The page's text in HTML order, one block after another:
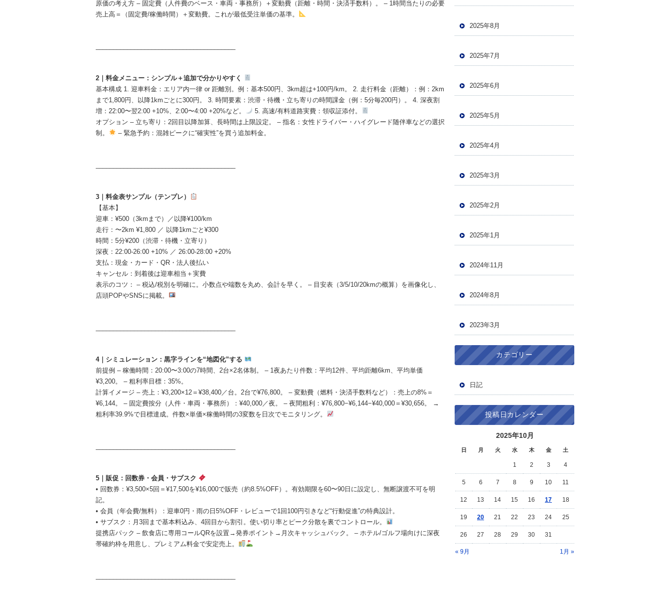
原価の考え方 – 固定費（人件費のベース・車両・事務所）＋変動費（距離・時間・決済手数料）。 – 1時間当たりの必要
売上高＝（固定費/稼働時間）＋変動費。これが最低受注単価の基準。
2｜料金メニュー：シンプル＋追加で分かりやすく
基本構成 1. 迎車料金：エリア内一律 or 距離別。例：基本500円、3km超は+100円/km。 2. 走行料金（距離）：例：2km
まで1,800円、以降1kmごとに300円。 3. 時間要素：渋滞・待機・立ち寄りの時間課金（例：5分毎200円）。 4. 深夜割
増：22:00〜翌2:00 +10%、2:00〜4:00 +20%など。
5. 高速/有料道路実費：領収証添付。
オプション – 立ち寄り：2回目以降加算、長時間は上限設定。 – 指名：女性ドライバー・ハイグレード随伴車などの選択
制。
– 緊急予約：混雑ピークに“確実性”を買う追加料金。
3｜料金表サンプル（テンプレ）
【基本】
迎車：¥500（3kmまで）／以降¥100/km
走行：〜2km ¥1,800 ／ 以降1kmごと¥300
時間：5分¥200（渋滞・待機・立寄り）
深夜：22:00-26:00 +10% ／ 26:00-28:00 +20%
支払：現金・カード・QR・法人後払い
キャンセル：到着後は迎車相当＋実費
表示のコツ： – 税込/税別を明確に。小数点や端数を丸め、会計を早く。 – 目安表（3/5/10/20kmの概算）を画像化し、
店頭POPやSNSに掲載。
4｜シミュレーション：黒字ラインを“地図化”する
前提例 – 稼働時間：20:00〜3:00の7時間、2台×2名体制。 – 1夜あたり件数：平均12件、平均距離6km、平均単価
¥3,200。 – 粗利率目標：35%。
計算イメージ – 売上：¥3,200×12＝¥38,400／台。2台で¥76,800。 – 変動費（燃料・決済手数料など）：売上の8%＝
¥6,144。 – 固定費按分（人件・車両・事務所）：¥40,000／夜。 – 夜間粗利：¥76,800−¥6,144−¥40,000＝¥30,656。 →
粗利率39.9%で目標達成。件数×単価×稼働時間の3変数を日次でモニタリング。
5｜販促：回数券・会員・サブスク
• 回数券：¥3,500×5回＝¥17,500を¥16,000で販売（約8.5%OFF）。有効期限を60〜90日に設定し、無断譲渡不可を明
記。
• 会員（年会費/無料）：迎車0円・雨の日5%OFF・レビューで1回100円引きなど“行動促進”の特典設計。
• サブスク：月3回まで基本料込み、4回目から割引。使い切り率とピーク分散を裏でコントロール。
提携店パック – 飲食店に専用コールQRを設置→発券ポイント→月次キャッシュバック。 – ホテル/ゴルフ場向けに深夜
帯確約枠を用意し、プレミアム料金で安定売上。
2025年8月
2025年7月
2025年6月
2025年5月
2025年4月
2025年3月
2025年2月
2025年1月
2024年11月
2024年8月
2023年3月
カテゴリー
日記
投稿日カレンダー
2025年10月
日 月 火 水 木 金 土
« 9月 1月 »
1 2 3 4
5 6 7 8 9 10 11
12 13 14 15 16 17 18
19 20 21 22 23 24 25
26 27 28 29 30 31